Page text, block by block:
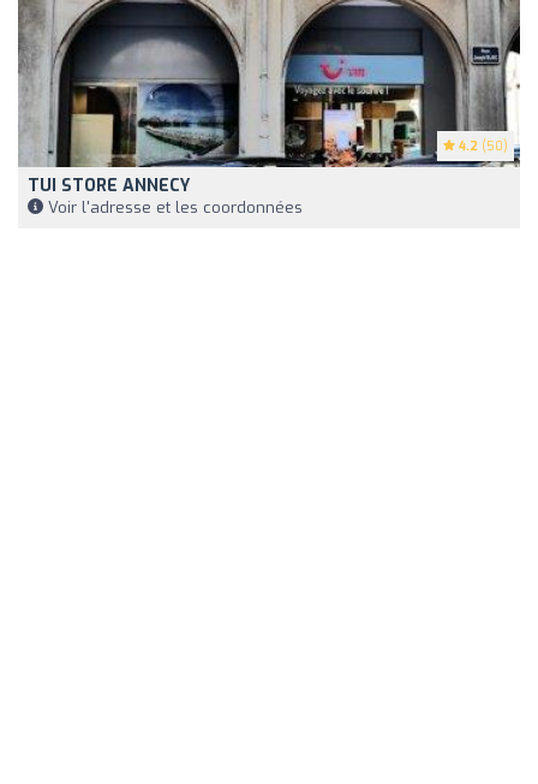
4.2 (50)
TUI STORE ANNECY
Voir l'adresse et les coordonnées